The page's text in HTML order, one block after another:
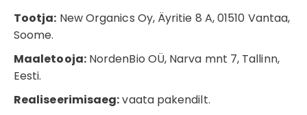
Tootja: New Organics Oy, Äyritie 8 A, 01510 Vantaa,
Soome.
Maaletooja:NordenBio OÜ, Narva mnt 7, Tallinn,
Eesti.
Realiseerimisaeg:vaata pakendilt.